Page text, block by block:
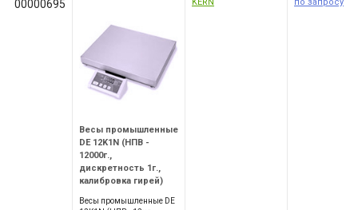
00000695
Весы промышленные
DE 12K1N (НПВ -
12000г.,
дискретность 1г.,
калибровка гирей)
Весы промышленные DE